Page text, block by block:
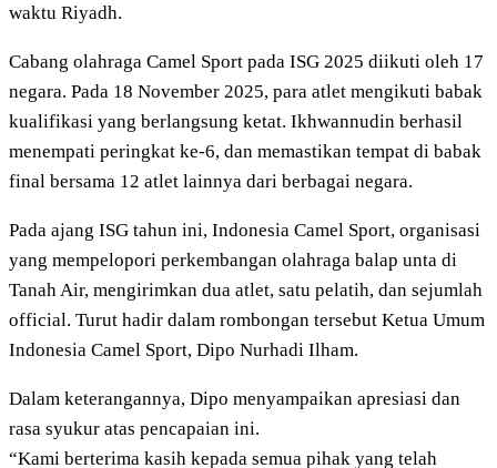
waktu Riyadh.
Cabang olahraga Camel Sport pada ISG 2025 diikuti oleh 17
negara. Pada 18 November 2025, para atlet mengikuti babak
kualifikasi yang berlangsung ketat. Ikhwannudin berhasil
menempati peringkat ke-6, dan memastikan tempat di babak
final bersama 12 atlet lainnya dari berbagai negara.
Pada ajang ISG tahun ini, Indonesia Camel Sport, organisasi
yang mempelopori perkembangan olahraga balap unta di
Tanah Air, mengirimkan dua atlet, satu pelatih, dan sejumlah
official. Turut hadir dalam rombongan tersebut Ketua Umum
Indonesia Camel Sport, Dipo Nurhadi Ilham.
Dalam keterangannya, Dipo menyampaikan apresiasi dan
rasa syukur atas pencapaian ini.
“Kami berterima kasih kepada semua pihak yang telah